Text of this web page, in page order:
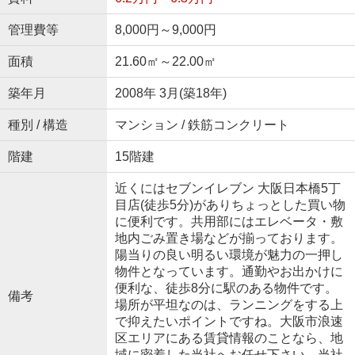
管理費等 8,000円～9,000円
面積 21.60㎡～22.00㎡
築年月 2008年 3月(築18年)
種別 / 構造 マンション / 鉄筋コンクリート
階建 15階建
備考
近くにはセブンイレブン 大阪日本橋5丁
目店(徒歩5分)がありちょっとした買い物
に便利です。共用部にはエレベータ・敷
地内ごみ置き場などが揃っております。
陽当りの良い明るい環境が魅力の一押し
物件となっています。通勤やお出かけに
便利な、徒歩8分に駅のある物件です。
場所が平坦なのは、ランニングをする上
で抑えたいポイントですね。大阪市浪速
区エリアにある賃貸情報のことなら、地